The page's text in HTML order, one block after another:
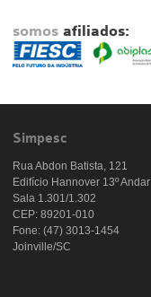
somos afiliados:
Simpesc
Rua Abdon Batista, 121
Edifício Hannover 13º Andar
Sala 1.301/1.302
CEP: 89201-010
Fone: (47) 3013-1454
Joinville/SC